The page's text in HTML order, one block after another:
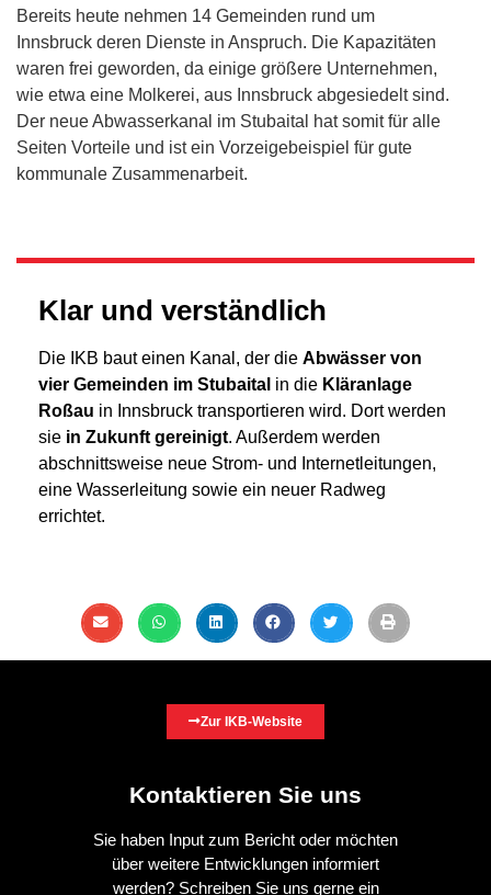
Bereits heute nehmen 14 Gemeinden rund um
Innsbruck deren Dienste in Anspruch. Die Kapazitäten
waren frei geworden, da einige größere Unternehmen,
wie etwa eine Molkerei, aus Innsbruck abgesiedelt sind.
Der neue Abwasserkanal im Stubaital hat somit für alle
Seiten Vorteile und ist ein Vorzeigebeispiel für gute
kommunale Zusammenarbeit.
Klar und verständlich
Die IKB baut einen Kanal, der die Abwässer von
vier Gemeinden im Stubaital in die Kläranlage
Roßau in Innsbruck transportieren wird. Dort werden
sie in Zukunft gereinigt. Außerdem werden
abschnittsweise neue Strom- und Internetleitungen,
eine Wasserleitung sowie ein neuer Radweg
errichtet.
Zur IKB-Website
Kontaktieren Sie uns
Sie haben Input zum Bericht oder möchten
über weitere Entwicklungen informiert
werden? Schreiben Sie uns gerne ein